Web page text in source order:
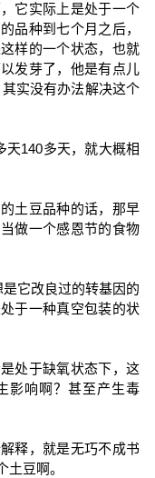
它实际上是处于一个
品种到七个月之后，
样的一个状态，也就
发芽了，他是有点儿
实没有办法解决这个
天140多天，就大概相
土豆品种的话，那早
做一个感恩节的食物
它改良过的转基因的
于一种真空包装的状
处于缺氧状态下，这
影响啊？甚至产生毒
释，就是无巧不成书
豆啊。